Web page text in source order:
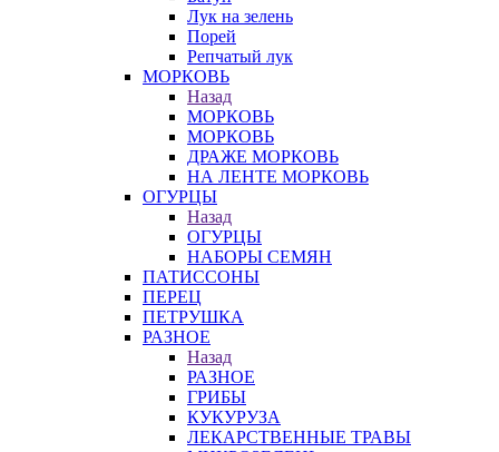
Лук на зелень
Порей
Репчатый лук
МОРКОВЬ
Назад
МОРКОВЬ
МОРКОВЬ
ДРАЖЕ МОРКОВЬ
НА ЛЕНТЕ МОРКОВЬ
ОГУРЦЫ
Назад
ОГУРЦЫ
НАБОРЫ СЕМЯН
ПАТИССОНЫ
ПЕРЕЦ
ПЕТРУШКА
РАЗНОЕ
Назад
РАЗНОЕ
ГРИБЫ
КУКУРУЗА
ЛЕКАРСТВЕННЫЕ ТРАВЫ